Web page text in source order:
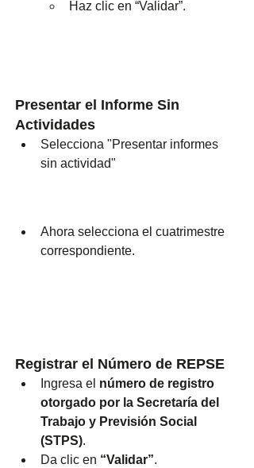
Haz clic en “Validar”.
Presentar el Informe Sin
Actividades
Selecciona "Presentar informes
sin actividad"
Ahora selecciona el cuatrimestre
correspondiente.
Registrar el Número de REPSE
Ingresa el número de registro
otorgado por la Secretaría del
Trabajo y Previsión Social
(STPS).
Da clic en “Validar”.